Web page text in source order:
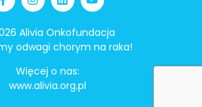
Alivia Onkofundacja
odwagi chorym na raka!
Więcej o nas:
www.alivia.org.pl